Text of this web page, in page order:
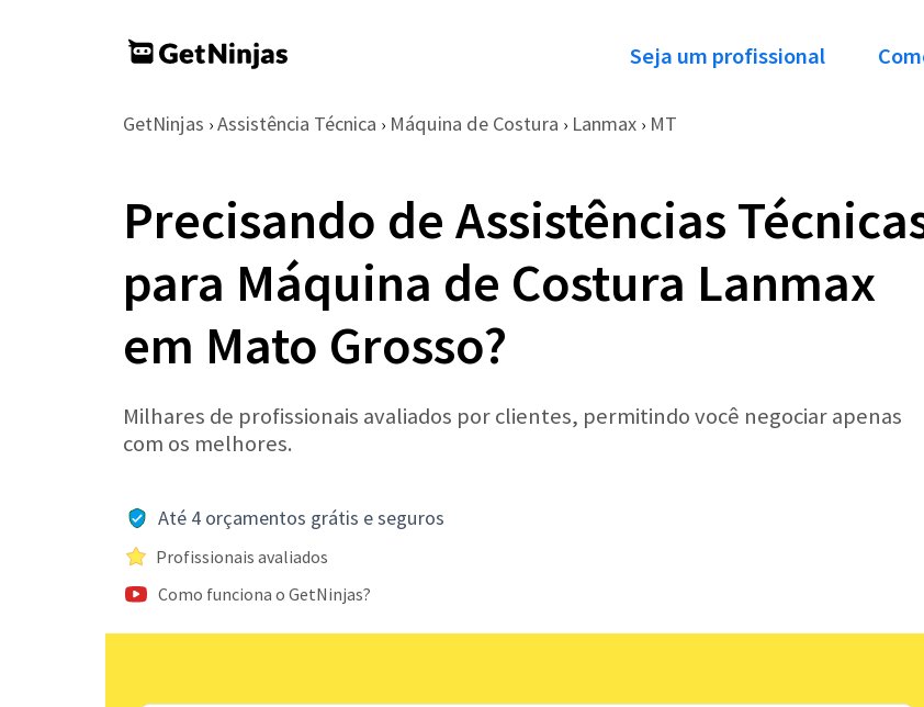
Seja um profissional
GetNinjas › Assistência Técnica › Máquina de Costura › Lanmax › MT
Precisando de Assistências
para Máquina de Costura Lanmax
em Mato Grosso?
Milhares de profissionais avaliados por clientes, permitindo você negociar apenas
com os melhores.
Até 4 orçamentos grátis e seguros
Profissionais avaliados
Como funciona o GetNinjas?